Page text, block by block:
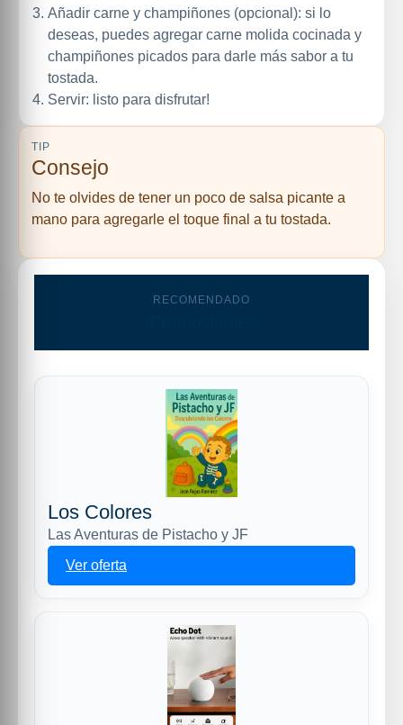
Añadir carne y champiñones (opcional): si lo
deseas, puedes agregar carne molida cocinada y
champiñones picados para darle más sabor a tu
tostada.
Servir: listo para disfrutar!
TIP
Consejo
No te olvides de tener un poco de salsa picante a
mano para agregarle el toque final a tu tostada.
RECOMENDADO
Los Colores
Las Aventuras de Pistacho y JF
Ver oferta